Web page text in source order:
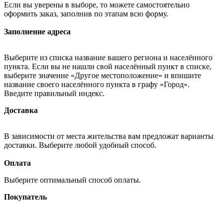
Если вы уверены в выборе, то можете самостоятельно
оформить заказ, заполнив по этапам всю форму.
Заполнение адреса
Выберите из списка название вашего региона и населённого
пункта. Если вы не нашли свой населённый пункт в списке,
выберите значение «Другое местоположение» и впишите
название своего населённого пункта в графу «Город».
Введите правильный индекс.
Доставка
В зависимости от места жительства вам предложат варианты
доставки. Выберите любой удобный способ.
Оплата
Выберите оптимальный способ оплаты.
Покупатель